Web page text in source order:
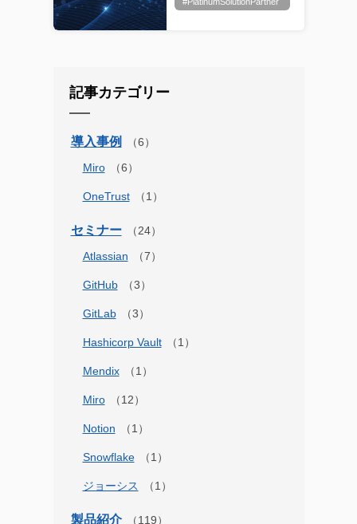
記事カテゴリー
導入事例
Miro
OneTrust
セミナー
Atlassian
GitHub
GitLab
Hashicorp Vault
Mendix
Miro
Notion
Snowflake
ジョーシス
製品紹介